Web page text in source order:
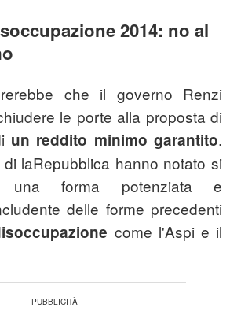
2014: no al
che il governo Renzi
le porte alla proposta di
un reddito minimo garantito.
laRepubblica hanno notato si
una forma potenziata e
delle forme precedenti
come l'Aspi e il